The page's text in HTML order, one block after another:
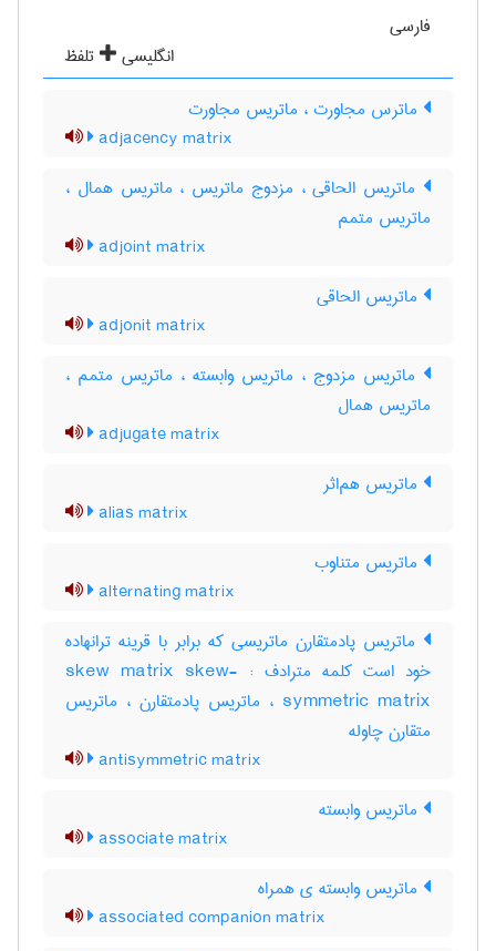
فارسی
انگلیسی
تلفظ
ماترس مجاورت ، ماتریس مجاورت
adjacency matrix
ماتریس الحاقی ، مزدوج ماتریس ، ماتریس همال ،
ماتریس متمم
adjoint matrix
ماتریس الحاقی
adjonit matrix
ماتریس مزدوج ، ماتریس وابسته ، ماتریس متمم ،
ماتریس همال
adjugate matrix
ماتریس هم‌اثر
alias matrix
ماتریس متناوب
alternating matrix
ماتریس پادمتقارن ماتریسی که برابر با قرینه ترانهاده
خود است کلمه مترادف : skew matrix skew-
symmetric matrix ، ماتریس پادمتقارن ، ماتریس
متقارن چاوله
antisymmetric matrix
ماتریس وابسته
associate matrix
ماتریس وابسته ی همراه
associated companion matrix